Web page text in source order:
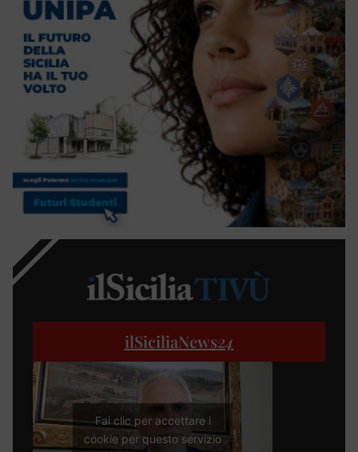
ilSiciliaNews24
Fai clic per accettare i
cookie per questo servizio